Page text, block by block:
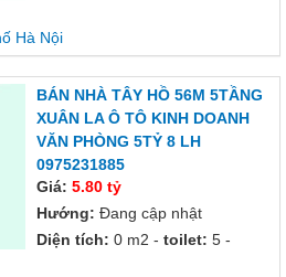
Hà Nội
BÁN NHÀ TÂY HỒ 56M 5TẦNG
XUÂN LA Ô TÔ KINH DOANH
VĂN PHÒNG 5TỶ 8 LH
0975231885
Giá: 5.80 tỷ
Hướng: Đang cập nhật
Diện tích: 0 m2 - toilet: 5 -